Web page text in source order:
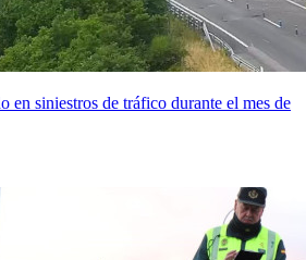
en siniestros de tráfico durante el mes de